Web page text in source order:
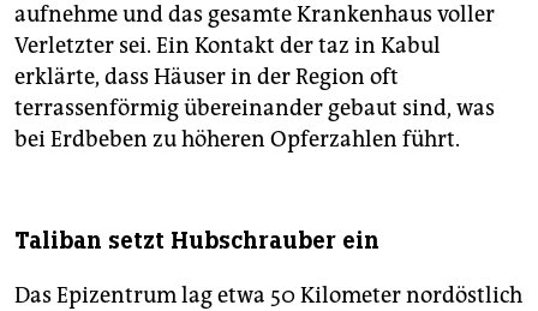
aufnehme und das gesamte Krankenhaus voller
Verletzter sei. Ein Kontakt der taz in Kabul
erklärte, dass Häuser in der Region oft
terrassenförmig übereinander gebaut sind, was
bei Erdbeben zu höheren Opferzahlen führt.
Taliban setzt Hubschrauber ein
Das Epizentrum lag etwa 50 Kilometer nordöstlich